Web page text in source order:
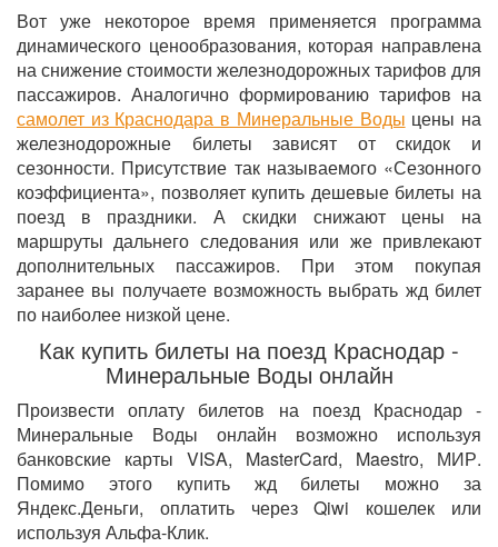
Вот уже некоторое время применяется программа
динамического ценообразования, которая направлена
на снижение стоимости железнодорожных тарифов для
пассажиров. Аналогично формированию тарифов на
самолет из Краснодара в Минеральные Воды цены на
железнодорожные билеты зависят от скидок и
сезонности. Присутствие так называемого «Сезонного
коэффициента», позволяет купить дешевые билеты на
поезд в праздники. А скидки снижают цены на
маршруты дальнего следования или же привлекают
дополнительных пассажиров. При этом покупая
заранее вы получаете возможность выбрать жд билет
по наиболее низкой цене.
Как купить билеты на поезд Краснодар -
Минеральные Воды онлайн
Произвести оплату билетов на поезд Краснодар -
Минеральные Воды онлайн возможно используя
банковские карты VISA, MasterCard, Maestro, МИР.
Помимо этого купить жд билеты можно за
Яндекс.Деньги, оплатить через Qiwi кошелек или
используя Альфа-Клик.